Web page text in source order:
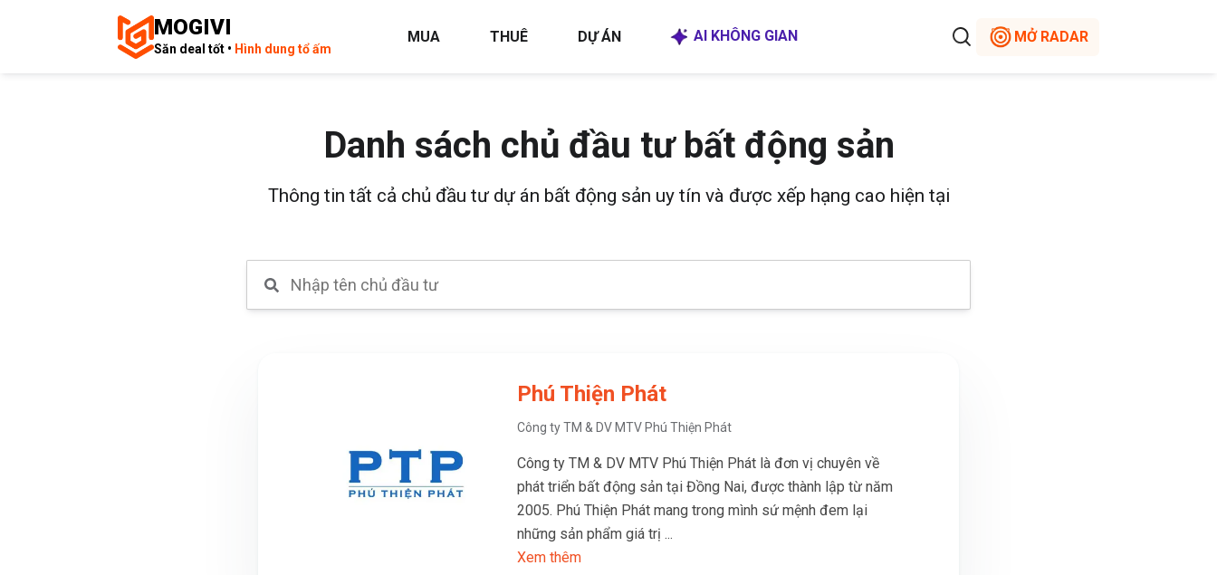
MOGIVI
Săn deal tốt • Hình dung tổ ấm
MUA THUÊ DỰ ÁN AI KHÔNG GIAN MỞ RADAR
Danh sách chủ đầu tư bất động sản
Thông tin tất cả chủ đầu tư dự án bất động sản uy tín và được xếp hạng cao hiện tại
Phú Thiện Phát
Công ty TM & DV MTV Phú Thiện Phát
Công ty TM & DV MTV Phú Thiện Phát là đơn vị chuyên về
phát triển bất động sản tại Đồng Nai, được thành lập từ năm
2005. Phú Thiện Phát mang trong mình sứ mệnh đem lại
những sản phẩm giá trị ...
Xem thêm